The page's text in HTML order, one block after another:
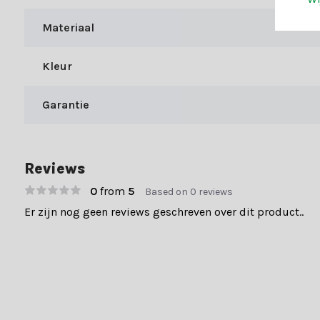
Bij Kerstland.nl profiteer je naast onze expertise van
Achteraf betalen
Materiaal
Kleur
Garantie
Reviews
0from 5 Based on 0 reviews
Er zijn nog geen reviews geschreven over dit product..